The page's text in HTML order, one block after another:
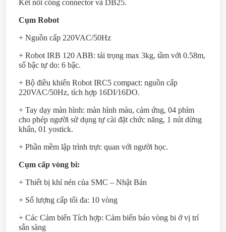
Kết nối cổng connector và DB25.
Cụm Robot
+ Nguồn cấp 220VAC/50Hz
+ Robot IRB 120 ABB: tải trọng max 3kg, tầm với 0.58m,
số bậc tự do: 6 bậc.
+ Bộ điều khiển Robot IRC5 compact: nguồn cấp
220VAC/50Hz, tích hợp 16DI/16DO.
+ Tay dạy màn hình: màn hình màu, cảm ứng, 04 phím
cho phép người sử dụng tự cài đặt chức năng, 1 nút dừng
khẩn, 01 yostick.
+ Phần mềm lập trình trực quan với người học.
Cụm cấp vòng bi:
+ Thiết bị khí nén của SMC – Nhật Bản
+ Số lượng cấp tối đa: 10 vòng
+ Các Cảm biến Tích hợp: Cảm biến báo vòng bi ở vị trí
sẵn sàng